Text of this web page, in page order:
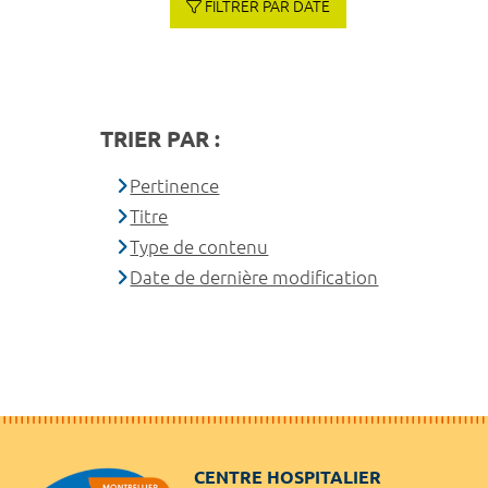
FILTRER PAR DATE
TRIER PAR :
Pertinence
Titre
Type de contenu
Date de dernière modification
CENTRE HOSPITALIER